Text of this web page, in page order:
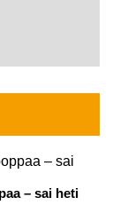
– sai heti